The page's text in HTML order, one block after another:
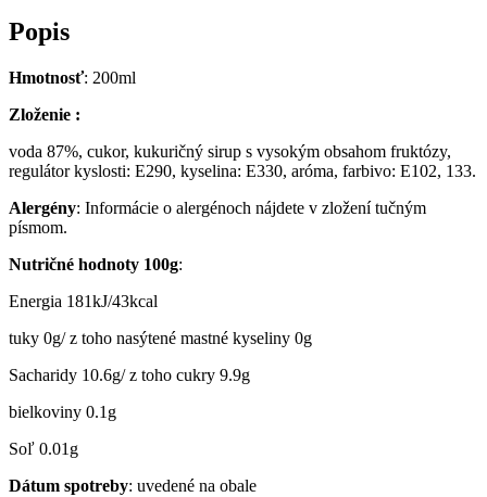
Popis
Hmotnosť: 200ml
Zloženie :
voda 87%, cukor, kukuričný sirup s vysokým obsahom fruktózy,
regulátor kyslosti: E290, kyselina: E330, aróma, farbivo: E102, 133.
Alergény: Informácie o alergénoch nájdete v zložení tučným
písmom.
Nutričné hodnoty 100g:
Energia 181kJ/43kcal
tuky 0g/ z toho nasýtené mastné kyseliny 0g
Sacharidy 10.6g/ z toho cukry 9.9g
bielkoviny 0.1g
Soľ 0.01g
Dátum spotreby: uvedené na obale